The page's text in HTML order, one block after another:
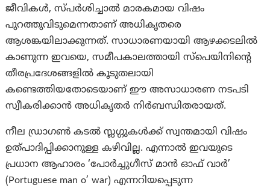
ജീവികൾ, സ്പർശിച്ചാൽ മാരകമായ വിഷം
പുറത്തുവിടുമെന്നതാണ് അധികൃതരെ
ആശങ്കയിലാക്കുന്നത്. സാധാരണയായി ആഴക്കടലിൽ
കാണുന്ന ഇവയെ, സമീപകാലത്തായി സ്പെയിനിന്റെ
തീരപ്രദേശങ്ങളിൽ കൂടുതലായി
കണ്ടെത്തിയതോടെയാണ് ഈ അസാധാരണ നടപടി
സ്വീകരിക്കാൻ അധികൃതർ നിർബന്ധിതരായത്.
നീല ഡ്രാഗൺ കടൽ സ്ലഗ്ഗുകൾക്ക് സ്വന്തമായി വിഷം
ഉത്പാദിപ്പിക്കാനുള്ള കഴിവില്ല. എന്നാൽ ഇവയുടെ
പ്രധാന ആഹാരം ‘പോർച്ചുഗീസ് മാൻ ഓഫ് വാർ’
(Portuguese man o’ war) എന്നറിയപ്പെടുന്ന